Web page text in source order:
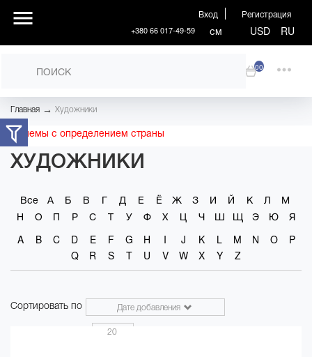
Вход Регистрация
+380 66 017-49-59 см USD RU
00
Главная → Художники
Проблемы с определением страны
ХУДОЖНИКИ
Все А Б В Г Д Е Ё Ж З И Й К Л
М
Н
О П Р С Т У Ф Х Ц Ч Ш Щ Э Ю
Я
A
B C D E F G H I J K L M N O
P
Q
R S T U V W X Y Z
Сортировать по Дате добавления
20